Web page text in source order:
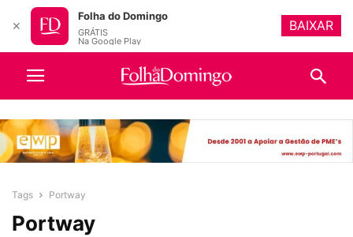
Tags Portway
Portway
✕
Folha do Domingo
GRÁTIS
Na Google Play
BAIXAR